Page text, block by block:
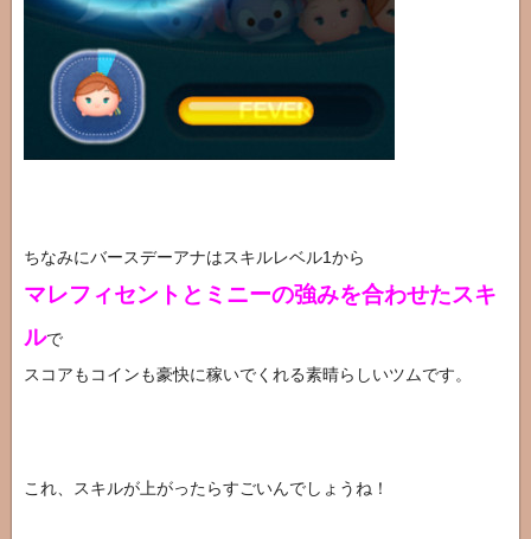
ちなみにバースデーアナはスキルレベル1から
マレフィセントとミニーの強みを合わせたスキ
ルで
スコアもコインも豪快に稼いでくれる素晴らしいツムです。
これ、スキルが上がったらすごいんでしょうね！